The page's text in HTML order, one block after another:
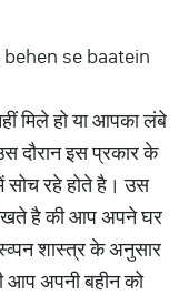
behen se baatein
मिले हो या आपका लंबे
दौरान इस प्रकार के
सोच रहे होते है। उस
है की आप अपने घर
शास्त्र के अनुसार
आप अपनी बहीन को